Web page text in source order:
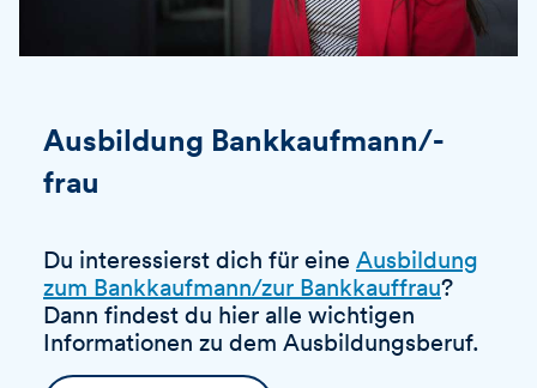
Ausbildung Bankkaufmann/-
frau
Du interessierst dich für eine Ausbildung
zum Bankkaufmann/zur Bankkauffrau?
Dann findest du hier alle wichtigen
Informationen zu dem Ausbildungsberuf.